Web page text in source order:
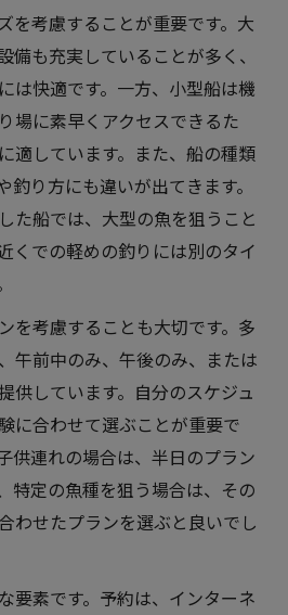
を考慮することが重要です。大
備も充実していることが多く、
は快適です。一方、小型船は機
場に素早くアクセスできるた
適しています。また、船の種類
釣り方にも違いが出てきます。
た船では、大型の魚を狙うこと
くでの軽めの釣りには別のタイ
を考慮することも大切です。多
午前中のみ、午後のみ、または
供しています。自分のスケジュ
に合わせて選ぶことが重要で
供連れの場合は、半日のプラン
特定の魚種を狙う場合は、その
わせたプランを選ぶと良いでし
要素です。予約は、インターネ